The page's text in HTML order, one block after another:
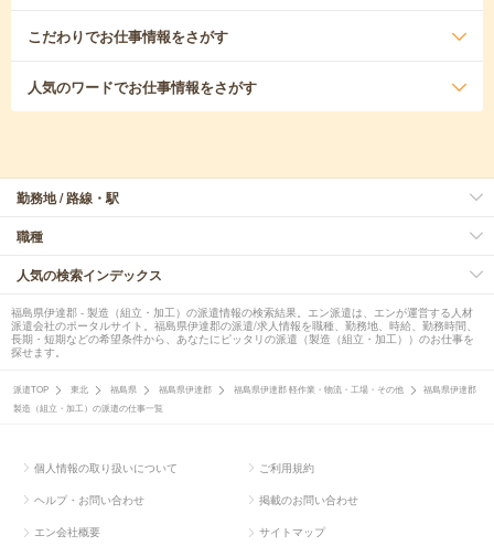
こだわりでお仕事情報をさがす
人気のワードでお仕事情報をさがす
勤務地 / 路線・駅
職種
人気の検索インデックス
福島県伊達郡 - 製造（組立・加工）の派遣情報の検索結果。エン派遣は、エンが運営する人材
派遣会社のポータルサイト。福島県伊達郡の派遣/求人情報を職種、勤務地、時給、勤務時間、
長期・短期などの希望条件から、あなたにピッタリの派遣（製造（組立・加工））のお仕事を
探せます。
派遣TOP 東北 福島県 福島県伊達郡 福島県伊達郡 軽作業・物流・工場・その他
福島県伊達郡
製造（組立・加工）の派遣の仕事一覧
個人情報の取り扱いについて ご利用規約
ヘルプ・お問い合わせ 掲載のお問い合わせ
エン会社概要 サイトマップ